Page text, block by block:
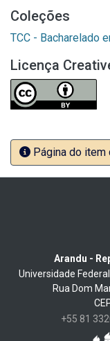
Coleções
TCC - Bacharelado
Licença
Página do item
Arandu -
Universidade
Rua Dom
+55 81